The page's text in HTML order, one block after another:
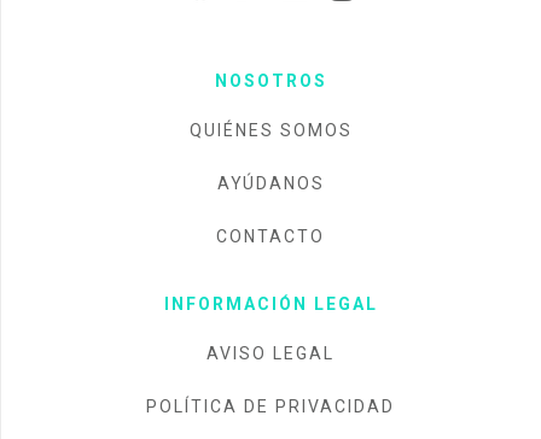
NOSOTROS
QUIÉNES SOMOS
AYÚDANOS
CONTACTO
INFORMACIÓN LEGAL
AVISO LEGAL
POLÍTICA DE PRIVACIDAD